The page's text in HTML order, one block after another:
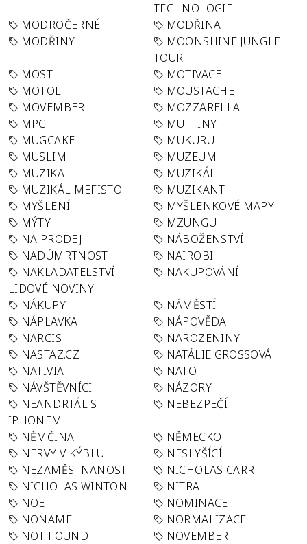
TECHNOLOGIE
MODROČERNÉ
MODŘINA
MODŘINY
MOONSHINE JUNGLE
TOUR
MOST
MOTIVACE
MOTOL
MOUSTACHE
MOVEMBER
MOZZARELLA
MPC
MUFFINY
MUGCAKE
MUKURU
MUSLIM
MUZEUM
MUZIKA
MUZIKÁL
MUZIKÁL MEFISTO
MUZIKANT
MYŠLENÍ
MYŠLENKOVÉ MAPY
MÝTY
MZUNGU
NA PRODEJ
NÁBOŽENSTVÍ
NADÚMRTNOST
NAIROBI
NAKLADATELSTVÍ
LIDOVÉ NOVINY
NAKUPOVÁNÍ
NÁKUPY
NÁMĚSTÍ
NÁPLAVKA
NÁPOVĚDA
NARCIS
NAROZENINY
NASTAZ.CZ
NATÁLIE GROSSOVÁ
NATIVIA
NATO
NÁVŠTĚVNÍCI
NÁZORY
NEANDRTÁL S
IPHONEM
NEBEZPEČÍ
NĚMČINA
NĚMECKO
NERVY V KÝBLU
NESLYŠÍCÍ
NEZAMĚSTNANOST
NICHOLAS CARR
NICHOLAS WINTON
NITRA
NOE
NOMINACE
NONAME
NORMALIZACE
NOT FOUND
NOVEMBER